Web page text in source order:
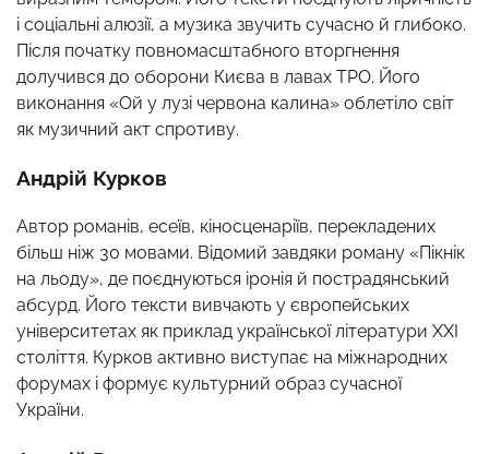
і соціальні алюзії, а музика звучить сучасно й глибоко.
Після початку повномасштабного вторгнення
долучився до оборони Києва в лавах ТРО. Його
виконання «Ой у лузі червона калина» облетіло світ
як музичний акт спротиву.
Андрій Курков
Автор романів, есеїв, кіносценаріїв, перекладених
більш ніж 30 мовами. Відомий завдяки роману «Пікнік
на льоду», де поєднуються іронія й пострадянський
абсурд. Його тексти вивчають у європейських
університетах як приклад української літератури XXI
століття. Курков активно виступає на міжнародних
форумах і формує культурний образ сучасної
України.